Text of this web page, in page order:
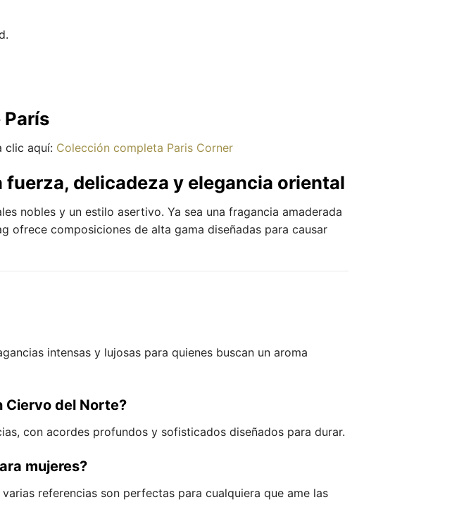
París
clic aquí: Colección completa Paris Corner
delicadeza y elegancia oriental
nobles y un estilo asertivo. Ya sea una fragancia amaderada
ofrece composiciones de alta gama diseñadas para causar
intensas y lujosas para quienes buscan un aroma
Ciervo del Norte?
con acordes profundos y sofisticados diseñados para durar.
mujeres?
referencias son perfectas para cualquiera que ame las